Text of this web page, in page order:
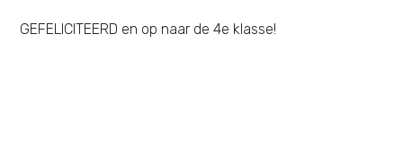
GEFELICITEERD en op naar de 4e klasse!